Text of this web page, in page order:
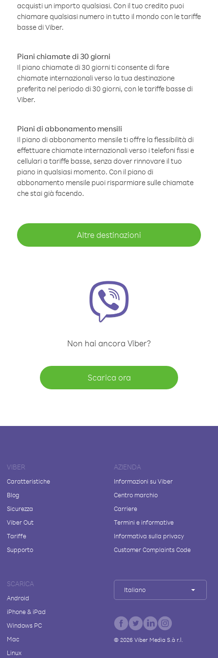
acquisti un importo qualsiasi. Con il tuo credito puoi
chiamare qualsiasi numero in tutto il mondo con le tariffe
basse di Viber.
Piani chiamate di 30 giorni
Il piano chiamate di 30 giorni ti consente di fare
chiamate internazionali verso la tua destinazione
preferita nel periodo di 30 giorni, con le tariffe basse di
Viber.
Piani di abbonamento mensili
Il piano di abbonamento mensile ti offre la flessibilità di
effettuare chiamate internazionali verso i telefoni fissi e
cellulari a tariffe basse, senza dover rinnovare il tuo
piano in qualsiasi momento. Con il piano di
abbonamento mensile puoi risparmiare sulle chiamate
che stai già facendo.
Altre destinazioni
Non hai ancora Viber?
Scarica ora
VIBER
Caratteristiche
Blog
Sicurezza
Viber Out
Tariffe
Supporto
AZIENDA
Informazioni su Viber
Centro marchio
Carriere
Termini e informative
Informativa sulla privacy
Customer Complaints Code
SCARICA
Android
iPhone & iPad
Windows PC
Mac
Linux
Italiano
© 2026Viber Media S.à r.l.